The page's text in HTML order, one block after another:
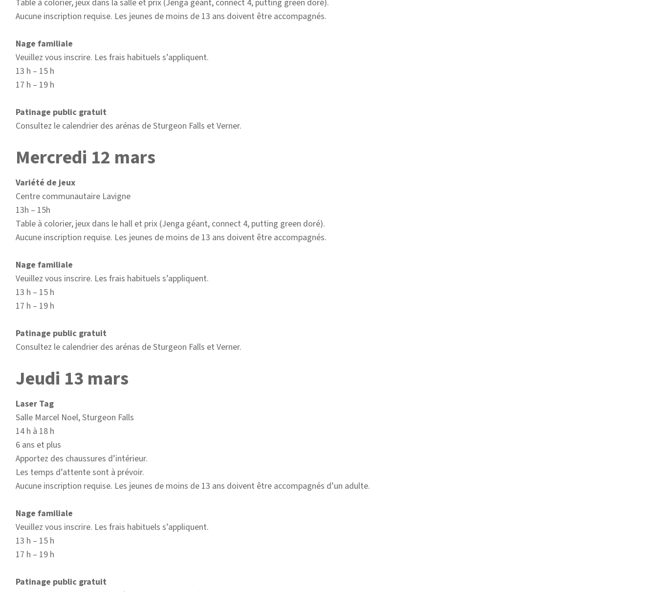
Table à colorier, jeux dans la salle et prix (Jenga géant, connect 4, putting green doré).
Aucune inscription requise. Les jeunes de moins de 13 ans doivent être accompagnés.
Nage familiale
Veuillez vous inscrire. Les frais habituels s’appliquent.
13 h – 15 h
17 h – 19 h
Patinage public gratuit
Consultez le calendrier des arénas de Sturgeon Falls et Verner.
Mercredi 12 mars
Variété de jeux
Centre communautaire Lavigne
13h – 15h
Table à colorier, jeux dans le hall et prix (Jenga géant, connect 4, putting green doré).
Aucune inscription requise. Les jeunes de moins de 13 ans doivent être accompagnés.
Nage familiale
Veuillez vous inscrire. Les frais habituels s’appliquent.
13 h – 15 h
17 h – 19 h
Patinage public gratuit
Consultez le calendrier des arénas de Sturgeon Falls et Verner.
Jeudi 13 mars
Laser Tag
Salle Marcel Noel, Sturgeon Falls
14 h à 18 h
6 ans et plus
Apportez des chaussures d’intérieur.
Les temps d’attente sont à prévoir.
Aucune inscription requise. Les jeunes de moins de 13 ans doivent être accompagnés d’un adulte.
Nage familiale
Veuillez vous inscrire. Les frais habituels s’appliquent.
13 h – 15 h
17 h – 19 h
Patinage public gratuit